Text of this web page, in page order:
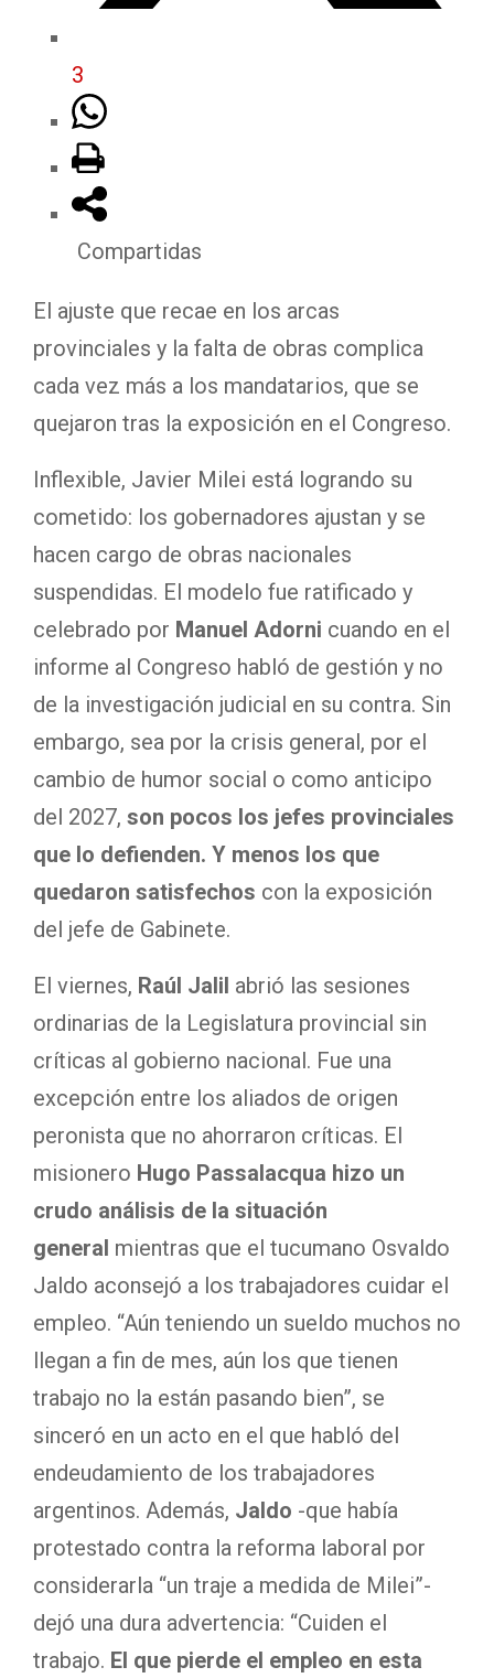
3
Compartidas
El ajuste que recae en los arcas
provinciales y la falta de obras complica
cada vez más a los mandatarios, que se
quejaron tras la exposición en el Congreso.
Inflexible, Javier Milei está logrando su
cometido: los gobernadores ajustan y se
hacen cargo de obras nacionales
suspendidas. El modelo fue ratificado y
celebrado por Manuel Adorni cuando en el
informe al Congreso habló de gestión y no
de la investigación judicial en su contra. Sin
embargo, sea por la crisis general, por el
cambio de humor social o como anticipo
del 2027, son pocos los jefes provinciales
que lo defienden. Y menos los que
quedaron satisfechos con la exposición
del jefe de Gabinete.
El viernes, Raúl Jalil abrió las sesiones
ordinarias de la Legislatura provincial sin
críticas al gobierno nacional. Fue una
excepción entre los aliados de origen
peronista que no ahorraron críticas. El
misionero Hugo Passalacqua hizo un
crudo análisis de la situación
general mientras que el tucumano Osvaldo
Jaldo aconsejó a los trabajadores cuidar el
empleo. “Aún teniendo un sueldo muchos no
llegan a fin de mes, aún los que tienen
trabajo no la están pasando bien”, se
sinceró en un acto en el que habló del
endeudamiento de los trabajadores
argentinos. Además, Jaldo -que había
protestado contra la reforma laboral por
considerarla “un traje a medida de Milei”-
dejó una dura advertencia: “Cuiden el
trabajo. El que pierde el empleo en esta